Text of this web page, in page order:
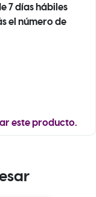
7 días hábiles
el número de
este producto.